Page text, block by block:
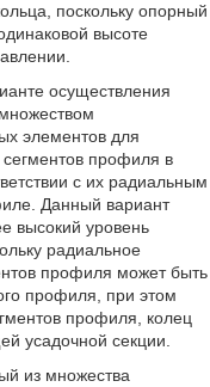
поскольку опорный
высоте
осуществления
элементов для
профиля в
с их радиальным
Данный вариант
высокий уровень
радиальное
профиля может быть
профиля, при этом
профиля, колец
усадочной секции.
из множества